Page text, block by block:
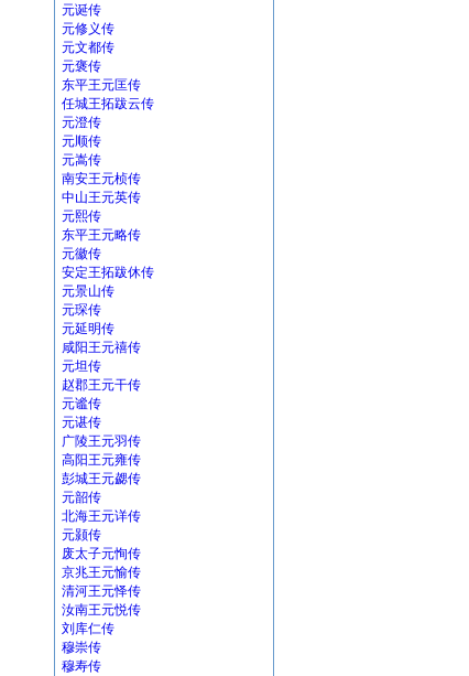
元诞传
元修义传
元文都传
元褒传
东平王元匡传
任城王拓跋云传
元澄传
元顺传
元嵩传
南安王元桢传
中山王元英传
元熙传
东平王元略传
元徽传
安定王拓跋休传
元景山传
元琛传
元延明传
咸阳王元禧传
元坦传
赵郡王元干传
元谧传
元谌传
广陵王元羽传
高阳王元雍传
彭城王元勰传
元韶传
北海王元详传
元颢传
废太子元恂传
京兆王元愉传
清河王元怿传
汝南王元悦传
刘库仁传
穆崇传
穆寿传